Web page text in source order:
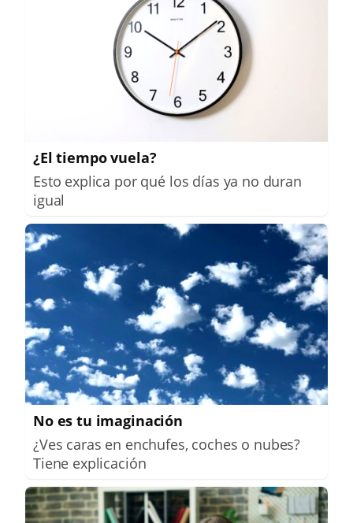
¿El tiempo vuela?
Esto explica por qué los días ya no duran
igual
No es tu imaginación
¿Ves caras en enchufes, coches o nubes?
Tiene explicación